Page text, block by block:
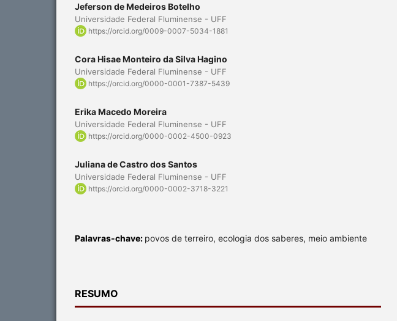
Jeferson de Medeiros Botelho
Universidade Federal Fluminense - UFF
https://orcid.org/0009-0007-5034-1881
Cora Hisae Monteiro da Silva Hagino
Universidade Federal Fluminense - UFF
https://orcid.org/0000-0001-7387-5439
Erika Macedo Moreira
Universidade Federal Fluminense - UFF
https://orcid.org/0000-0002-4500-0923
Juliana de Castro dos Santos
Universidade Federal Fluminense - UFF
https://orcid.org/0000-0002-3718-3221
Palavras-chave: povos de terreiro, ecologia dos saberes, meio ambiente
RESUMO